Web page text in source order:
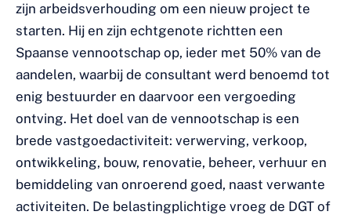
zijn arbeidsverhouding om een nieuw project te
starten. Hij en zijn echtgenote richtten een
Spaanse vennootschap op, ieder met 50% van de
aandelen, waarbij de consultant werd benoemd tot
enig bestuurder en daarvoor een vergoeding
ontving. Het doel van de vennootschap is een
brede vastgoedactiviteit: verwerving, verkoop,
ontwikkeling, bouw, renovatie, beheer, verhuur en
bemiddeling van onroerend goed, naast verwante
activiteiten. De belastingplichtige vroeg de DGT of